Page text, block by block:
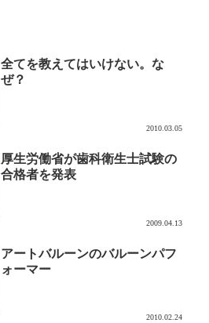
全てを教えてはいけない。な
ぜ？
2010.03.05
厚生労働省が歯科衛生士試験の
合格者を発表
2009.04.13
アートバルーンのバルーンパフ
ォーマー
2010.02.24